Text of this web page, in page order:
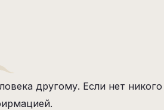
другому. Если нет никого